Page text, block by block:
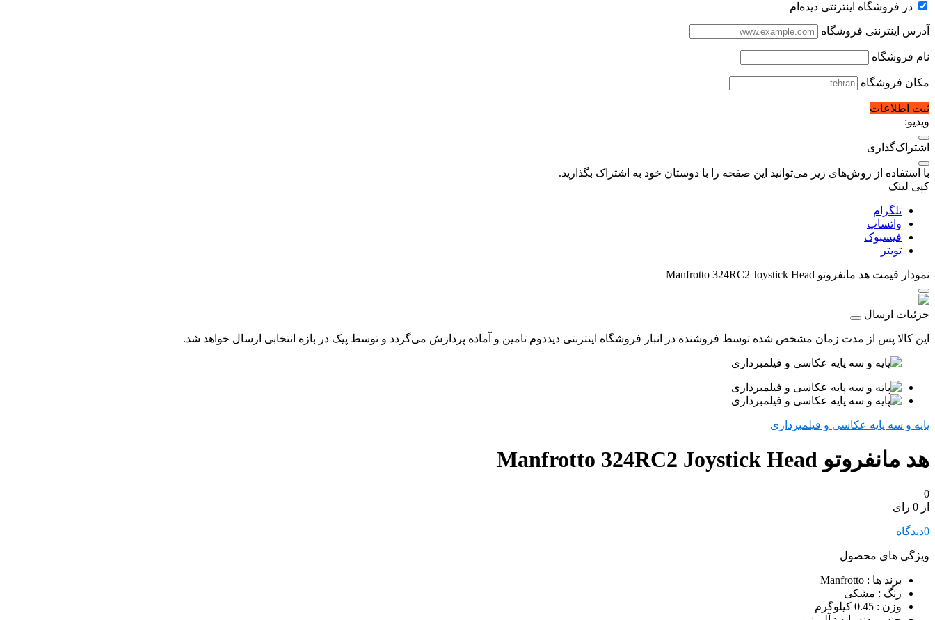
در فروشگاه اینترنتی دیده‌ام
آدرس اینترنتی فروشگاه
نام فروشگاه
مکان فروشگاه
ثبت اطلاعات
ویدیو:
اشتراک‌گذاری
با استفاده از روش‌های زیر می‌توانید این صفحه را با دوستان خود به اشتراک بگذارید.
کپی لینک
تلگرام
واتساپ
فیسبوک
تویتر
نمودار قیمت هد مانفروتو Manfrotto 324RC2 Joystick Head
جزئیات ارسال
این کالا پس از مدت زمان مشخص شده توسط فروشنده در انبار فروشگاه اینترنتی دیددوم تامین و آماده پردازش می‌گردد و توسط پیک در بازه انتخابی ارسال خواهد شد.
پایه و سه پایه عکاسی و فیلمبرداری
هد مانفروتو Manfrotto 324RC2 Joystick Head
0
از 0 رای
0دیدگاه
ویژگی های محصول
برند ها : Manfrotto
رنگ : مشکی
وزن : 0.45 کیلوگرم